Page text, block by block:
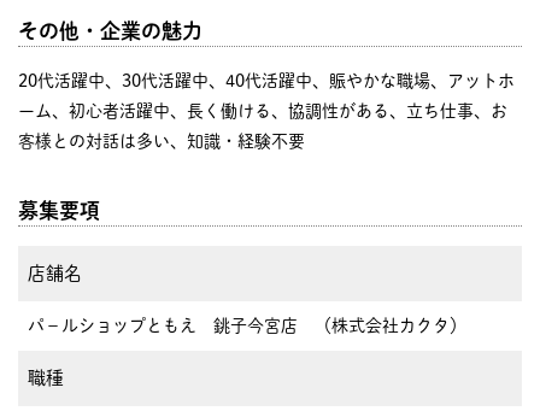
その他・企業の魅力
20代活躍中、30代活躍中、40代活躍中、賑やかな職場、アットホ
ーム、初心者活躍中、長く働ける、協調性がある、立ち仕事、お
客様との対話は多い、知識・経験不要
募集要項
店舗名
パ－ルショップともえ 銚子今宮店 （株式会社カクタ）
職種